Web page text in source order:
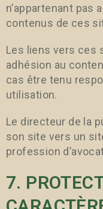
n’appartenant pas
contenus de ces
Les liens vers ces
adhésion au
cas être tenu
utilisation.
Le directeur de la
son site vers un
profession
7.